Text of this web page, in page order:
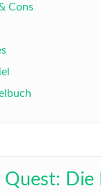
Cons
Quest: Die